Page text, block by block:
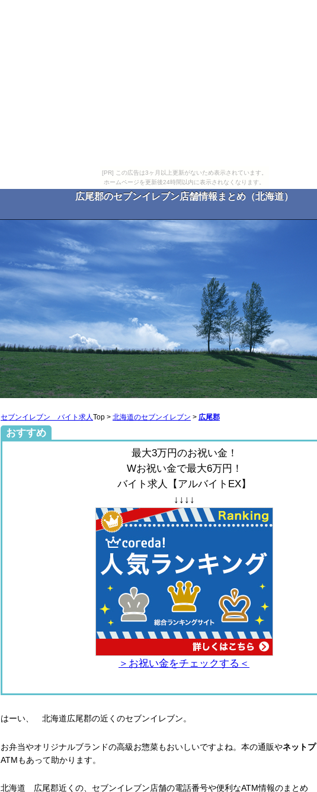
[PR] この広告は3ヶ月以上更新がないため表示されています。
ホームページを更新後24時間以内に表示されなくなります。
広尾郡のセブンイレブン店舗情報まとめ（北海道）
セブンイレブン バイト求人 Top > 北海道のセブンイレブン > 広尾郡
おすすめ
最大3万円のお祝い金！
Wお祝い金で最大6万円！
バイト求人【アルバイトEX】
↓↓↓↓
＞お祝い金をチェックする＜
はーい、 北海道広尾郡の近くのセブンイレブン。
お弁当やオリジナルブランドの高級お惣菜もおいしいですよね。本の通販やネット
ATMもあって助かります。
北海道 広尾郡近くの、セブンイレブン店舗の電話番号や便利なATM情報のまとめ